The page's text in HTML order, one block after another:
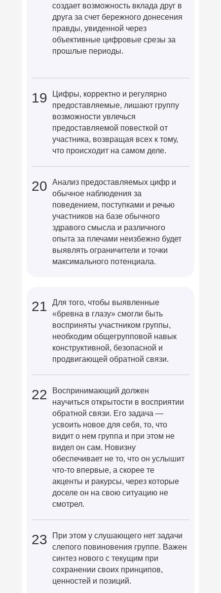
создает возможность вклада друг в
друга за счет бережного донесения
правды, увиденной через
объективные цифровые срезы за
прошлые периоды.
Цифры, корректно и регулярно
предоставляемые, лишают группу
возможности увлечься
предоставляемой повесткой от
участника, возвращая всех к тому,
что происходит на самом деле.
19
Анализ предоставляемых цифр и
обычное наблюдения за
поведением, поступками и речью
участников на базе обычного
здравого смысла и различного
опыта за плечами неизбежно будет
выявлять ограничители и точки
максимального потенциала.
20
Для того, чтобы выявленные
«бревна в глазу» смогли быть
восприняты участником группы,
необходим общегрупповой навык
конструктивной, безопасной и
продвигающей обратной связи.
21
Воспринимающий должен
научиться открытости в восприятии
обратной связи. Его задача —
усвоить новое для себя, то, что
видит о нем группа и при этом не
видел он сам. Новизну
обеспечивает не то, что он услышит
что-то впервые, а скорее те
акценты и ракурсы, через которые
доселе он на свою ситуацию не
смотрел.
22
При этом у слушающего нет задачи
слепого повиновения группе. Важен
синтез нового с текущим при
сохранении своих принципов,
ценностей и позиций.
23